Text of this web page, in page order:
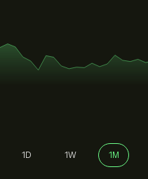
1D 1W 1M